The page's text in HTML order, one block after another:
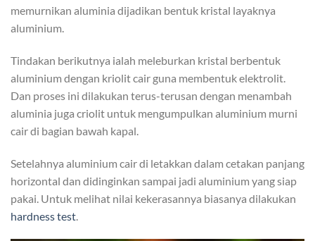
memurnikan aluminia dijadikan bentuk kristal layaknya
aluminium.
Tindakan berikutnya ialah meleburkan kristal berbentuk
aluminium dengan kriolit cair guna membentuk elektrolit.
Dan proses ini dilakukan terus-terusan dengan menambah
aluminia juga criolit untuk mengumpulkan aluminium murni
cair di bagian bawah kapal.
Setelahnya aluminium cair di letakkan dalam cetakan panjang
horizontal dan didinginkan sampai jadi aluminium yang siap
pakai. Untuk melihat nilai kekerasannya biasanya dilakukan
hardness test